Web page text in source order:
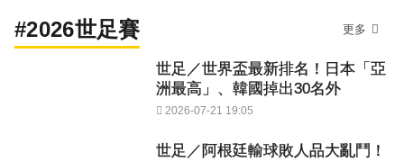
#2026世足賽 更多
世足／世界盃最新排名！日本「亞
洲最高」、韓國掉出30名外
2026-07-21 19:05
世足／阿根廷輸球敗人品大亂鬥！